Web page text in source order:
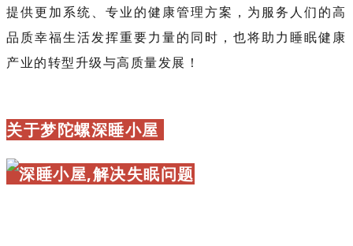
提供更加系统、专业的健康管理方案，为服务人们的高
品质幸福生活发挥重要力量的同时，也将助力睡眠健康
产业的转型升级与高质量发展！
关于梦陀螺深睡小屋